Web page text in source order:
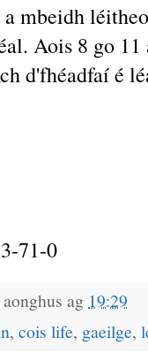
mbeidh
Aois 8 go
d'fhéadfaí é
71-0
aonghus ag 19:29
, cois life, gaeilge,